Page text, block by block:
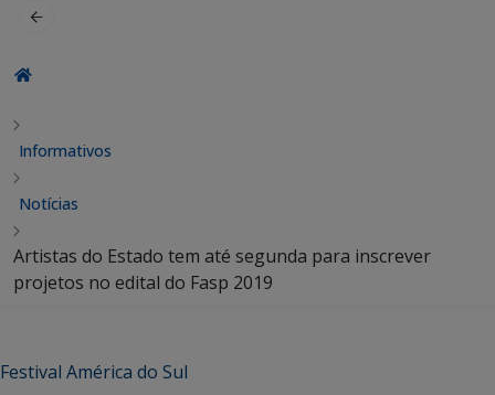
Informativos
Notícias
Artistas do Estado tem até segunda para inscrever
projetos no edital do Fasp 2019
Festival América do Sul